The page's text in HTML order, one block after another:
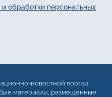
обработки персональных
новостной портал
материалы, размещенные